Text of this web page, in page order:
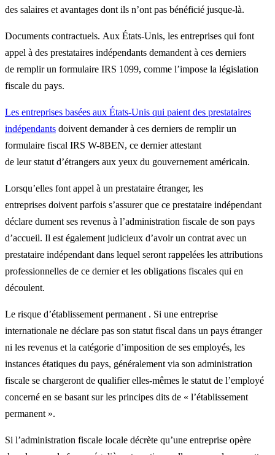
des salaires et avantages dont ils n’ont pas bénéficié jusque-là.
Documents contractuels. Aux États-Unis, les entreprises qui font
appel à des prestataires indépendants demandent à ces derniers
de remplir un formulaire IRS 1099, comme l’impose la législation
fiscale du pays.
Les entreprises basées aux États-Unis qui paient des prestataires
indépendants doivent demander à ces derniers de remplir un
formulaire fiscal IRS W-8BEN, ce dernier attestant
de leur statut d’étrangers aux yeux du gouvernement américain.
Lorsqu’elles font appel à un prestataire étranger, les
entreprises doivent parfois s’assurer que ce prestataire indépendant
déclare dument ses revenus à l’administration fiscale de son pays
d’accueil. Il est également judicieux d’avoir un contrat avec un
prestataire indépendant dans lequel seront rappelées les attributions
professionnelles de ce dernier et les obligations fiscales qui en
découlent.
Le risque d’établissement permanent . Si une entreprise
internationale ne déclare pas son statut fiscal dans un pays étranger
ni les revenus et la catégorie d’imposition de ses employés, les
instances étatiques du pays, généralement via son administration
fiscale se chargeront de qualifier elles-mêmes le statut de l’employé
concerné en se basant sur les principes dits de « l’établissement
permanent ».
Si l’administration fiscale locale décrète qu’une entreprise opère